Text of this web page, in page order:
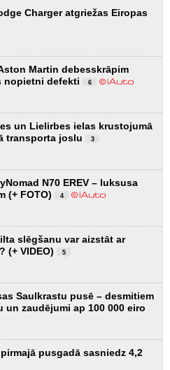
Charger atgriežas Eiropas
Martin debesskrāpim
nopietni defekti
6
un Lielirbes ielas krustojumā
transporta joslu
3
N70 EREV – luksusa
(+ FOTO)
4
slēgšanu var aizstāt ar
(+ VIDEO)
5
Saulkrastu pusē – desmitiem
un zaudējumi ap 100 000 eiro
pusgadā sasniedz 4,2